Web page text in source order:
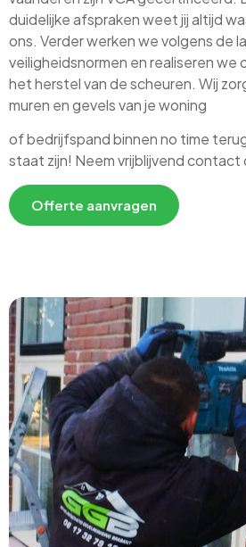
duidelijke afspraken weet jij altijd
ons. Verder werken we volgens de
veiligheidsnormen en realiseren we
het herstel van de scheuren. Wij
muren en gevels van je woning
of bedrijfspand binnen no time
staat zijn! Neem vrijblijvend contact
Offerte aanvragen